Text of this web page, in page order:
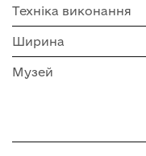
Техніка виконання
Ширина
Музей